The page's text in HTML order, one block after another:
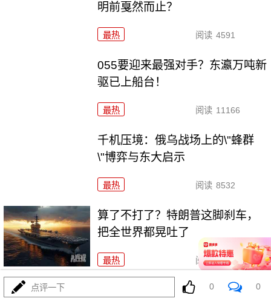
明前戛然而止？
最热 阅读 4591
055要迎来最强对手？东瀛万吨新
驱已上船台！
最热 阅读 11166
千机压境：俄乌战场上的\"蜂群
\"博弈与东大启示
最热 阅读 8532
算了不打了？特朗普这脚刹车，
把全世界都晃吐了
最热 阅读 15768
一张图让印度陷入死寂，五枚金
点评一下 0 0